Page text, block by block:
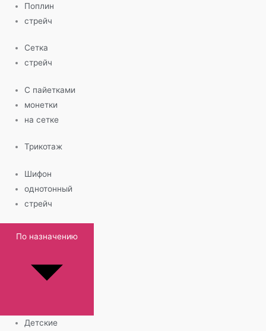
Поплин
стрейч
Сетка
стрейч
С пайетками
монетки
на сетке
Трикотаж
Шифон
однотонный
стрейч
По назначению
Детские